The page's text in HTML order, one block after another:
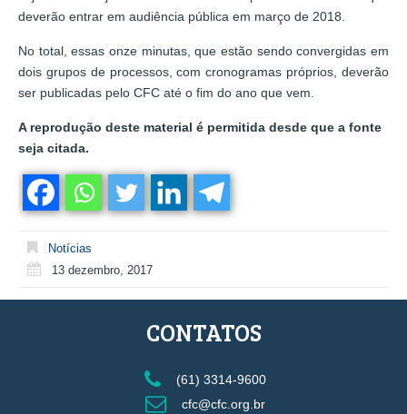
deverão entrar em audiência pública em março de 2018.
No total, essas onze minutas, que estão sendo convergidas em
dois grupos de processos, com cronogramas próprios, deverão
ser publicadas pelo CFC até o fim do ano que vem.
A reprodução deste material é permitida desde que a fonte
seja citada.
Notícias
13 dezembro, 2017
CONTATOS
(61) 3314-9600
cfc@cfc.org.br